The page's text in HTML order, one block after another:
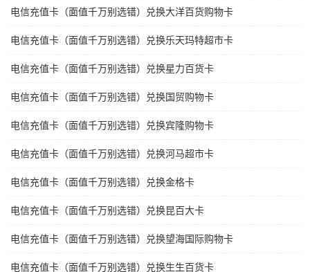
电信充值卡（面值千万别选错）兑换大洋百货购物卡
电信充值卡（面值千万别选错）兑换乐天玛特超市卡
电信充值卡（面值千万别选错）兑换星力百货卡
电信充值卡（面值千万别选错）兑换国贸购物卡
电信充值卡（面值千万别选错）兑换宾隆购物卡
电信充值卡（面值千万别选错）兑换河马超市卡
电信充值卡（面值千万别选错）兑换金格卡
电信充值卡（面值千万别选错）兑换昆百大卡
电信充值卡（面值千万别选错）兑换望海国际购物卡
电信充值卡（面值千万别选错）兑换生生百货卡